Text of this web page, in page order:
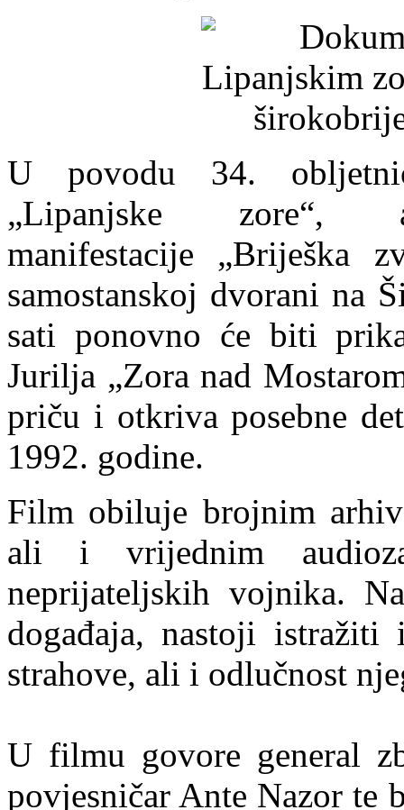
U povodu 34.
„Lipanjske
manifestacije „Briješka
samostanskoj dvorani na
sati ponovno će biti
Jurilja „Zora nad
priču i otkriva posebne
1992. godine.
Film obiluje brojnim
ali i vrijednim
neprijateljskih vojnika.
događaja, nastoji
strahove, ali i odlučnost
U filmu govore general
povjesničar Ante Nazor